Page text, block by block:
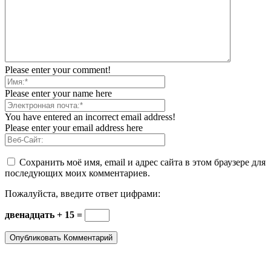
Please enter your comment!
Please enter your name here
You have entered an incorrect email address!
Please enter your email address here
Сохранить моё имя, email и адрес сайта в этом браузере для
последующих моих комментариев.
Пожалуйста, введите ответ цифрами:
двенадцать + 15 =